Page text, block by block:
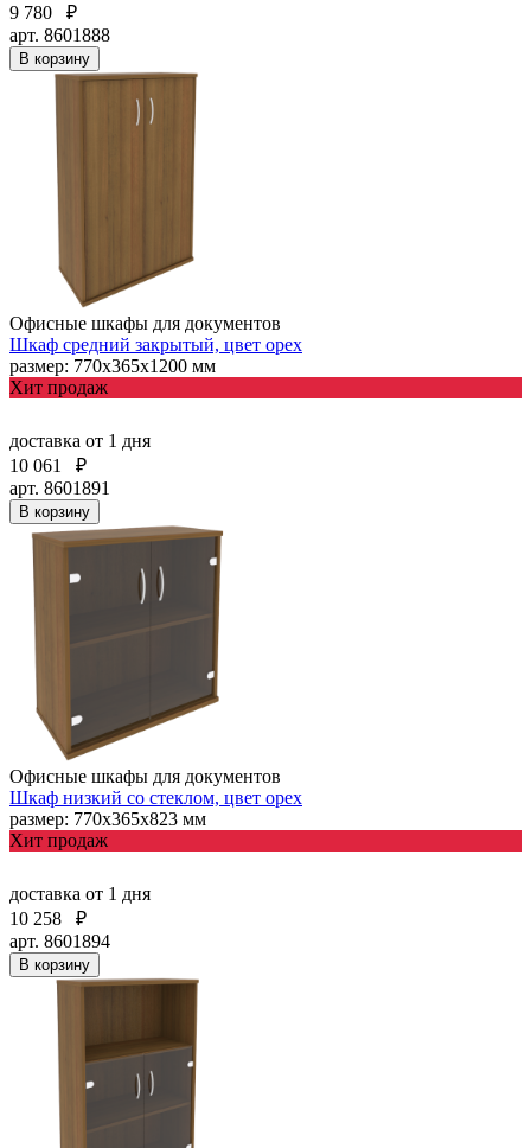
9 780
₽
арт. 8601888
В корзину
Офисные шкафы для документов
Шкаф средний закрытый, цвет орех
размер: 770х365х1200 мм
Хит продаж
доставка от 1 дня
10 061
₽
арт. 8601891
В корзину
Офисные шкафы для документов
Шкаф низкий со стеклом, цвет орех
размер: 770х365х823 мм
Хит продаж
доставка от 1 дня
10 258
₽
арт. 8601894
В корзину